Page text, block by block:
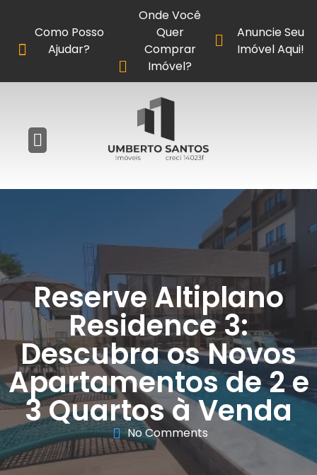
Anuncie Seu
Imóvel Aqui!
Como Posso
Ajudar?
Onde Você
Quer
Comprar
Imóvel?
Reserve Altiplano
Residence 3:
Descubra os Novos
Apartamentos de 2 e
3 Quartos à Venda
No Comments